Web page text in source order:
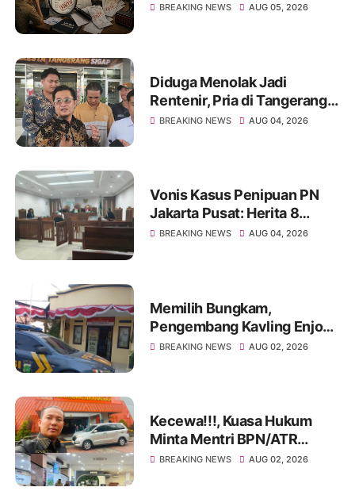
BBM Fiktif di Dinkes Kota
BREAKING NEWS AUG 05, 2026
Diduga Menolak Jadi
Rentenir, Pria di Tangerang
Diduga Jadi Korban
BREAKING NEWS AUG 04, 2026
Vonis Kasus Penipuan PN
Jakarta Pusat: Herita 8
Bulan, Achmad Yulian 2
BREAKING NEWS AUG 04, 2026
Memilih Bungkam,
Pengembang Kavling Enjong
Residence Dilaporkan
BREAKING NEWS AUG 02, 2026
Kecewa!!!, Kuasa Hukum
Minta Mentri BPN/ATR
Evaluasi Kinerja Kantor
BREAKING NEWS AUG 02, 2026